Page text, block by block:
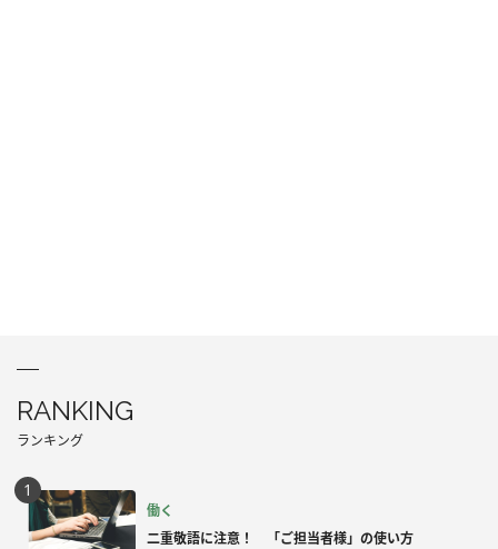
RANKING
ランキング
働く
二重敬語に注意！ 「ご担当者様」の使い方